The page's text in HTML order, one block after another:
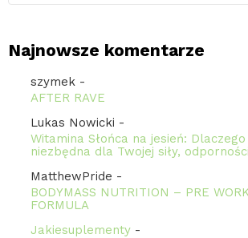
Najnowsze komentarze
szymek -
AFTER RAVE
Lukas Nowicki -
Witamina Słońca na jesień:
niezbędna dla Twojej siły,
MatthewPride -
BODYMASS NUTRITION – PRE
FORMULA
Jakiesuplementy -